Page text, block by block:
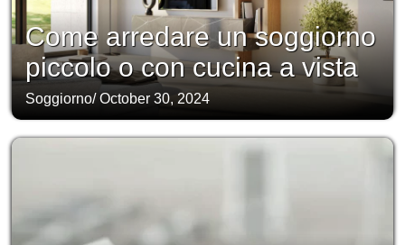
Come arredare un soggiorno
piccolo o con cucina a vista
Soggiorno/October 30, 2024